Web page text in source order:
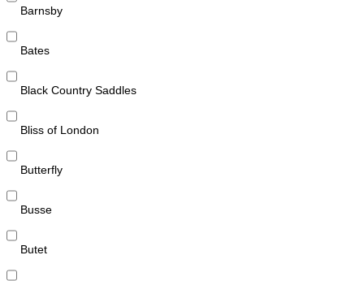
Barnsby
Bates
Black Country Saddles
Bliss of London
Butterfly
Busse
Butet